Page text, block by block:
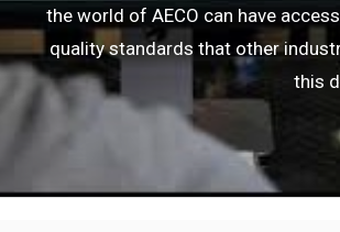
the world of AECO can have
quality standards that other
this